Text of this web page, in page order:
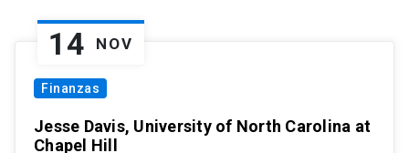
14 NOV
Finanzas
Jesse Davis, University of North Carolina at
Chapel Hill